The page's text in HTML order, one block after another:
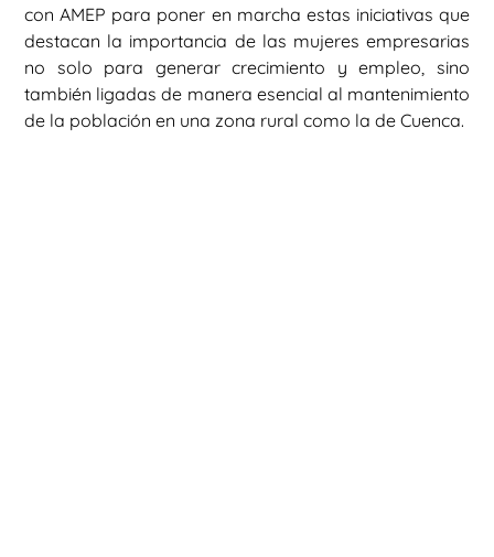
con AMEP para poner en marcha estas iniciativas que
destacan la importancia de las mujeres empresarias
no solo para generar crecimiento y empleo, sino
también ligadas de manera esencial al mantenimiento
de la población en una zona rural como la de Cuenca.